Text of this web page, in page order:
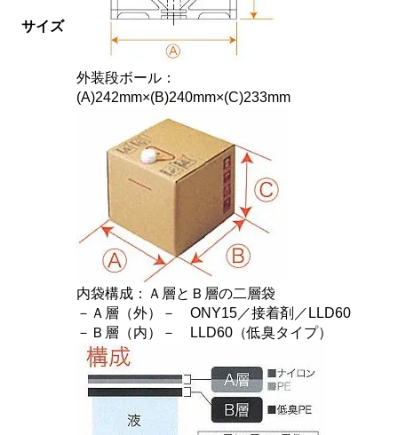
サイズ
外装段ボール：
(A)242mm×(B)240mm×(C)233mm
内袋構成：Ａ層とＢ層の二層袋
－Ａ層（外）－ ONY15／接着剤／LLD60
－Ｂ層（内）－ LLD60（低臭タイプ）